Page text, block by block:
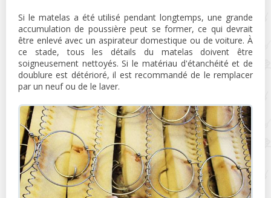
Si le matelas a été utilisé pendant longtemps, une grande
accumulation de poussière peut se former, ce qui devrait
être enlevé avec un aspirateur domestique ou de voiture. À
ce stade, tous les détails du matelas doivent être
soigneusement nettoyés. Si le matériau d'étanchéité et de
doublure est détérioré, il est recommandé de le remplacer
par un neuf ou de le laver.